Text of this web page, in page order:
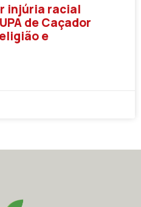
injúria racial
de Caçador
e